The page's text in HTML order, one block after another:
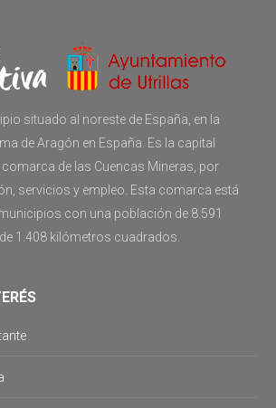
situado al noreste de España, en la
de Aragón en España. Es la capital
de las Cuencas Mineras, por
servicios y empleo. Esta comarca está
con una población de 8.591
1.408 kilómetros cuadrados.